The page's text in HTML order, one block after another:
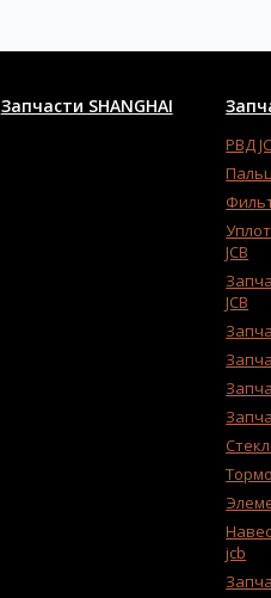
Запчасти SHANGHAI
РВД
JCB
JCB
jcb